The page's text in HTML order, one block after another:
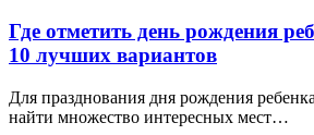
Где отметить день рождения
10 лучших вариантов
Для празднования дня рождения
найти множество интересных мест…